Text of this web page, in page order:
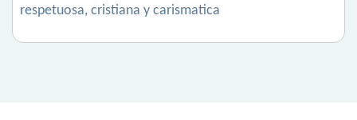
respetuosa, cristiana y carismatica